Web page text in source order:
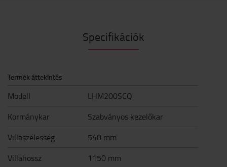
Specifikációk
Termék áttekintés
Modell
LHM200SCQ
Kormánykar
Szabványos kezelőkar
Villaszélesség
540 mm
Villahossz
1150 mm